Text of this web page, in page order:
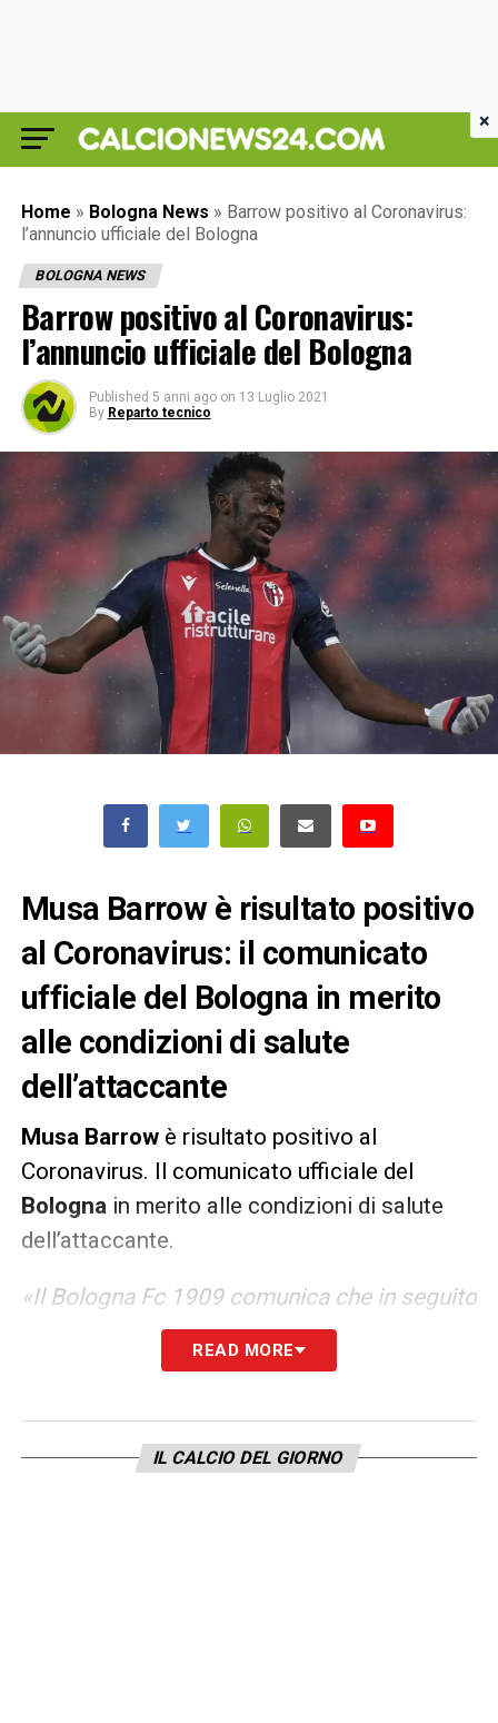
Home » Bologna News » Barrow positivo al Coronavirus:
l’annuncio ufficiale del Bologna
BOLOGNA NEWS
Barrow positivo al Coronavirus:
l’annuncio ufficiale del Bologna
Published 5 anni ago on 13 Luglio 2021
By Reparto tecnico
Musa Barrow è risultato positivo
al Coronavirus: il comunicato
ufficiale del Bologna in merito
alle condizioni di salute
dell’attaccante
Musa Barrowè risultato positivo al
Coronavirus. Il comunicato ufficiale del
Bologna in merito alle condizioni di salute
dell’attaccante.
«Il Bologna Fc 1909 comunica che in seguito
al test effettuato è stata rilevata la positività
al Covid-19 del calciatore Musa Barrow,
sanitarie locali e il giocatore è stato posto in
READ MORE
IL CALCIO DEL GIORNO
×